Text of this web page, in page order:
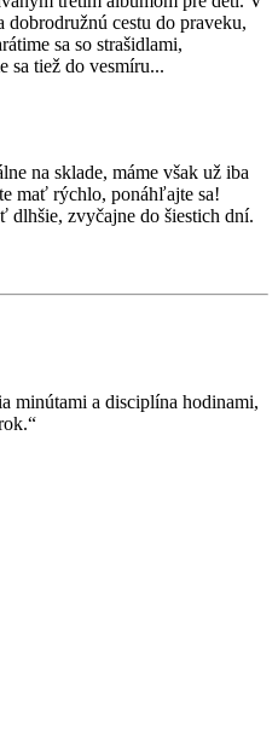
dobrodružnú cestu do praveku,
sa so strašidlami,
sa tiež do vesmíru...
na sklade, máme však už iba
mať rýchlo, ponáhľajte sa!
dlhšie, zvyčajne do šiestich dní.
minútami a disciplína hodinami,